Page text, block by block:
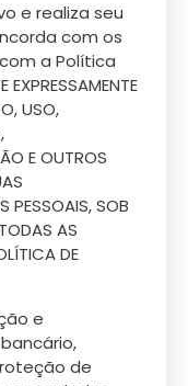
e realiza seu
com os
a Política
USO,
E OUTROS
PESSOAIS, SOB
AS
DE
e
de